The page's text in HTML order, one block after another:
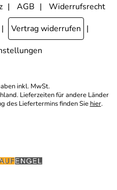
AGB
Widerrufsrecht
Vertrag widerrufen
inkl. MwSt.
Lieferzeiten für andere Länder
des Liefertermins finden Sie hier.